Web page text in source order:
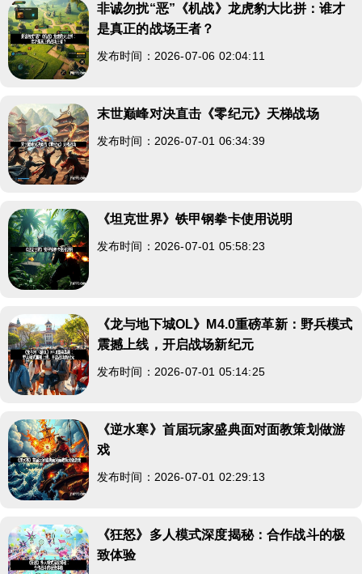
非诚勿扰“恶”《机战》龙虎豹大比拼：谁才
是真正的战场王者？
发布时间：2026-07-06 02:04:11
末世巅峰对决直击《零纪元》天梯战场
发布时间：2026-07-01 06:34:39
《坦克世界》铁甲钢拳卡使用说明
发布时间：2026-07-01 05:58:23
《龙与地下城OL》M4.0重磅革新：野兵模式
震撼上线，开启战场新纪元
发布时间：2026-07-01 05:14:25
《逆水寒》首届玩家盛典面对面教策划做游
戏
发布时间：2026-07-01 02:29:13
《狂怒》多人模式深度揭秘：合作战斗的极
致体验